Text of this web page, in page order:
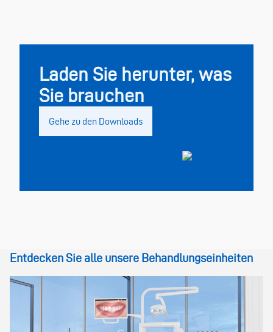
Laden Sie herunter, was
Sie brauchen
Gehe zu den Downloads
Entdecken Sie alle unsere Behandlungseinheiten